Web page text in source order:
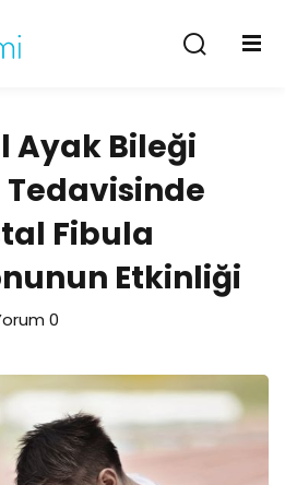
Ayak Bileği
Tedavisinde
Fibula
Etkinliği
0
yok mu? Kayıt Ol
Şifremi unuttum